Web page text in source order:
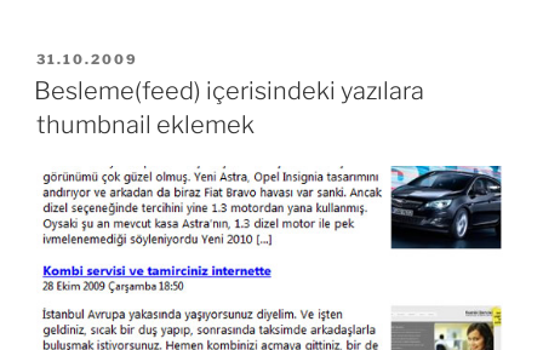
YAYIM
TARIHI
31.10.2009
Besleme(feed) içerisindeki yazılara
thumbnail eklemek